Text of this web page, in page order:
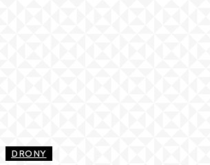
DRONY